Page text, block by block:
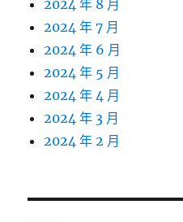
2024 年 8 月
2024 年 7 月
2024 年 6 月
2024 年 5 月
2024 年 4 月
2024 年 3 月
2024 年 2 月